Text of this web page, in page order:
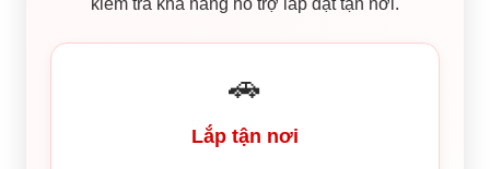
kiểm tra khả năng hỗ trợ lắp đặt tận nơi.
🚗
Lắp tận nơi